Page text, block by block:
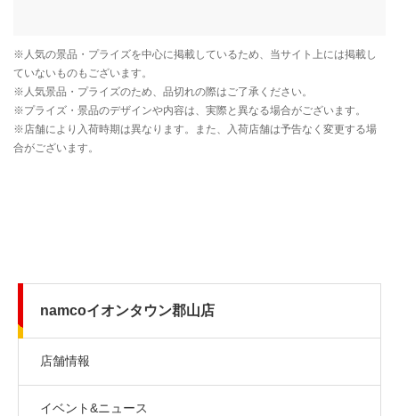
namcoイオンタウン郡山店
店舗情報
イベント&ニュース